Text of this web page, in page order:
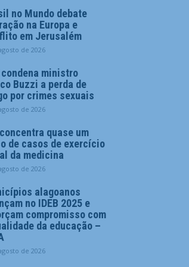
no Mundo debate
na Europa e
em Jerusalém
de 2026
condena ministro
Buzzi a perda de
por crimes sexuais
de 2026
quase um
de casos de exercício
da medicina
de 2026
alagoanos
no IDEB 2025 e
compromisso com
da educação –
de 2026